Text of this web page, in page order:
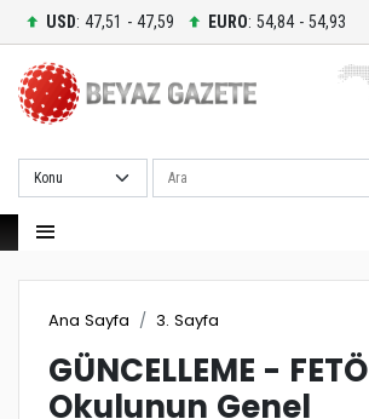
USD: 47,51 - 47,59 EURO: 54,84 - 54,93
Ara
Ana Sayfa 3. Sayfa
GÜNCELLEME - FETÖ
Okulunun Genel